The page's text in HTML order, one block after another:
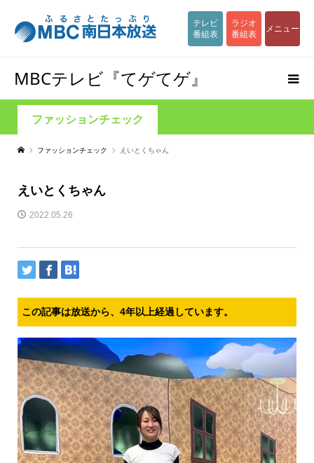
テレビ
番組表
ラジオ
番組表
メニュー
MBCテレビ『てゲてゲ』
ファッションチェック
ファッションチェック えいとくちゃん
えいとくちゃん
2022.05.26
この記事は放送から、4年以上経過しています。